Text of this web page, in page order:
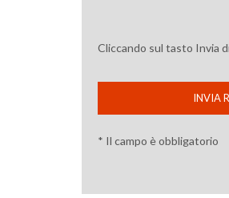
Cliccando sul tasto Invia
INVIA
* Il campo è obbligatorio